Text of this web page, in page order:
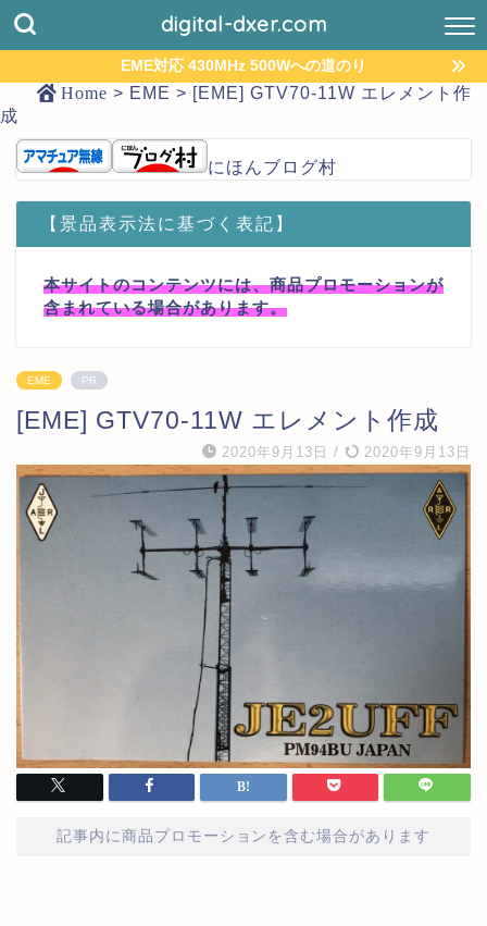
digital-dxer.com
EME対応 430MHz 500Wへの道のり
Home > EME > [EME] GTV70-11W エレメント作
成
にほんブログ村
【景品表示法に基づく表記】
本サイトのコンテンツには、商品プロモーションが
含まれている場合があります。
EME PR
[EME] GTV70-11W エレメント作成
2020年9月13日 / 2020年9月13日
記事内に商品プロモーションを含む場合があります